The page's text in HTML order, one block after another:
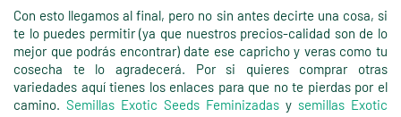
Con esto llegamos al final, pero no sin antes decirte una cosa, si
te lo puedes permitir (ya que nuestros precios-calidad son de lo
mejor que podrás encontrar) date ese capricho y veras como tu
cosecha te lo agradecerá. Por si quieres comprar otras
variedades aquí tienes los enlaces para que no te pierdas por el
camino. Semillas Exotic Seeds Feminizadas y semillas Exotic